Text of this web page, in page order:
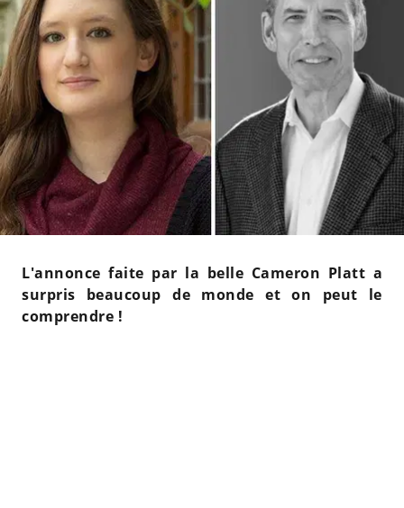
L'annonce faite par la belle Cameron Platt a
surpris beaucoup de monde et on peut le
comprendre !